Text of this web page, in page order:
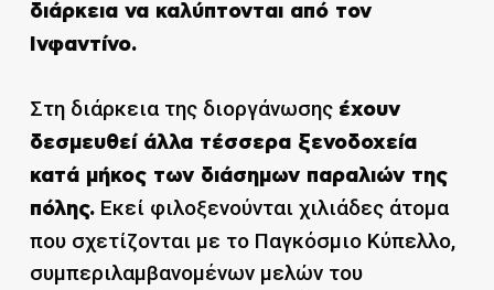
διάρκεια να καλύπτονται από τον
Ινφαντίνο.
Στη διάρκεια της διοργάνωσης έχουν
δεσμευθεί άλλα τέσσερα ξενοδοχεία
κατά μήκος των διάσημων παραλιών της
πόλης.Εκεί φιλοξενούνται χιλιάδες άτομα
που σχετίζονται με το Παγκόσμιο Κύπελλο,
συμπεριλαμβανομένων μελών του